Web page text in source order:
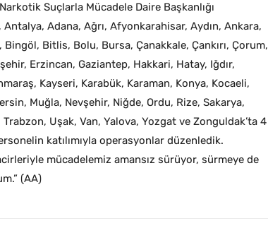
Suçlarla Mücadele Daire Başkanlığı
Adana, Ağrı, Afyonkarahisar, Aydın, Ankara,
Bitlis, Bolu, Bursa, Çanakkale, Çankırı, Çorum,
Erzincan, Gaziantep, Hakkari, Hatay, Iğdır,
Kayseri, Karabük, Karaman, Konya, Kocaeli,
Muğla, Nevşehir, Niğde, Ordu, Rize, Sakarya,
Uşak, Van, Yalova, Yozgat ve Zonguldak’ta 4
katılımıyla operasyonlar düzenledik.
mücadelemiz amansız sürüyor, sürmeye de
(AA)